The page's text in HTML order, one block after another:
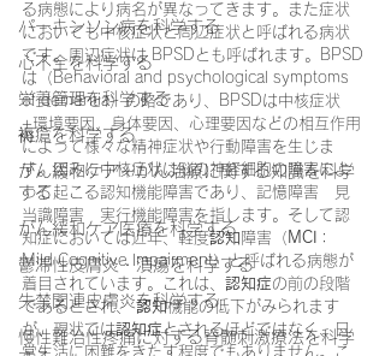
パーキンソン病を科学する
心不全を科学する
栄養管理を科学する
褥瘡を科学する
がん緩和ケア＋がん治療に関する知識を科学
する
がん緩和ケア医療を科学する
鬱滞性皮膚炎・潰瘍を科学する
失禁関連皮膚炎を科学する
慢性難治性疼痛に対する脊髄刺激療法を科学
る病態により病名が異なってきます。また症状
においても中核症状と周辺症状と呼ばれる病状
です。周辺症状は BPSDとも呼ばれます。BPSD
は（Behavioral and psychological symptoms
of dementia）の略であり、BPSDは中核症状
+環境要因、身体要因、心理要因などの相互作用
によって様々な精神症状や行動障害を生じま
す。因みに中核症状は脳の神経細胞の障害によ
って起こる認知機能障害であり、記憶障害　見
当識障害　実行機能障害を指します。そして認
知症においては近年、軽度認知障害（ MCI
：
Mild Cognitive Impairment）と呼ばれる病態が
着目されています。これは、 認知症の前の段階
であるとされ、 認知機能の低下がみられます
が、現状では認知症とされるほどではなく、日
常生活に困難をきたす程度でもありません。こ